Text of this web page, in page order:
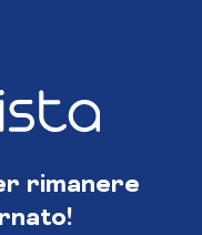
rimanere